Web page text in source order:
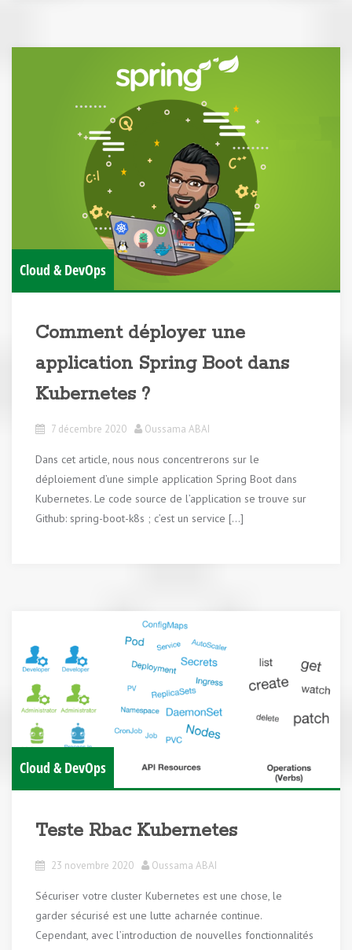
Cloud & DevOps
Comment déployer une
application Spring Boot dans
Kubernetes ?
7 décembre 2020 Oussama ABAI
Dans cet article, nous nous concentrerons sur le
déploiement d’une simple application Spring Boot dans
Kubernetes. Le code source de l’application se trouve sur
Github: spring-boot-k8s ; c’est un service […]
Cloud & DevOps
Teste Rbac Kubernetes
23 novembre 2020 Oussama ABAI
Sécuriser votre cluster Kubernetes est une chose, le
garder sécurisé est une lutte acharnée continue.
Cependant, avec l’introduction de nouvelles fonctionnalités